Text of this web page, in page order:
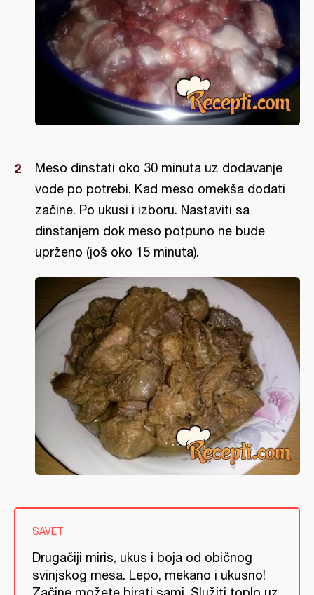
Meso dinstati oko 30 minuta uz dodavanje
vode po potrebi. Kad meso omekša dodati
začine. Po ukusi i izboru. Nastaviti sa
dinstanjem dok meso potpuno ne bude
uprženo (još oko 15 minuta).
SAVET
Drugačiji miris, ukus i boja od običnog
svinjskog mesa. Lepo, mekano i ukusno!